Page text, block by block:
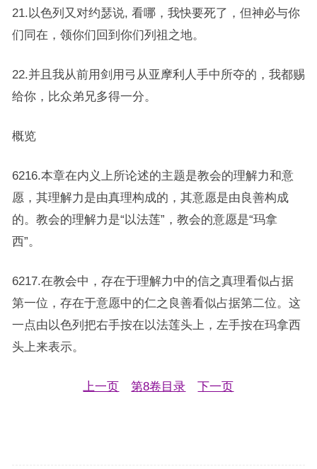
21.以色列又对约瑟说, 看哪，我快要死了，但神必与你
们同在，领你们回到你们列祖之地。
22.并且我从前用剑用弓从亚摩利人手中所夺的，我都赐
给你，比众弟兄多得一分。
概览
6216.本章在内义上所论述的主题是教会的理解力和意
愿，其理解力是由真理构成的，其意愿是由良善构成
的。教会的理解力是“以法莲”，教会的意愿是“玛拿
西”。
6217.在教会中，存在于理解力中的信之真理看似占据
第一位，存在于意愿中的仁之良善看似占据第二位。这
一点由以色列把右手按在以法莲头上，左手按在玛拿西
头上来表示。
上一页 第8卷目录 下一页